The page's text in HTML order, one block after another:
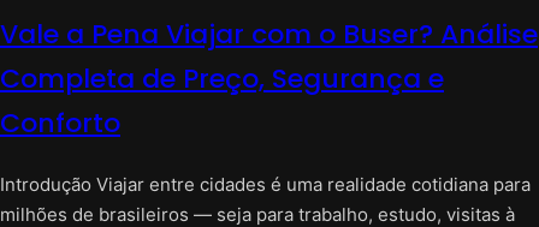
Vale a Pena Viajar com o Buser? Análise
Completa de Preço, Segurança e
Conforto
Introdução Viajar entre cidades é uma realidade cotidiana para
milhões de brasileiros — seja para trabalho, estudo, visitas à